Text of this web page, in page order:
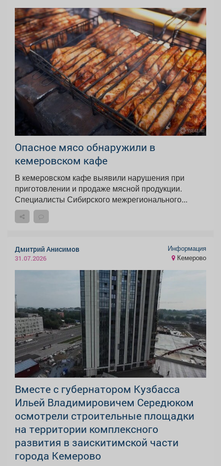
Опасное мясо обнаружили в
кемеровском кафе
В кемеровском кафе выявили нарушения при
приготовлении и продаже мясной продукции.
Специалисты Сибирского межрегионального...
Дмитрий Анисимов
31.07.2026
Информация
Кемерово
Вместе с губернатором Кузбасса
Ильей Владимировичем Середюком
осмотрели строительные площадки
на территории комплексного
развития в заискитимской части
города Кемерово